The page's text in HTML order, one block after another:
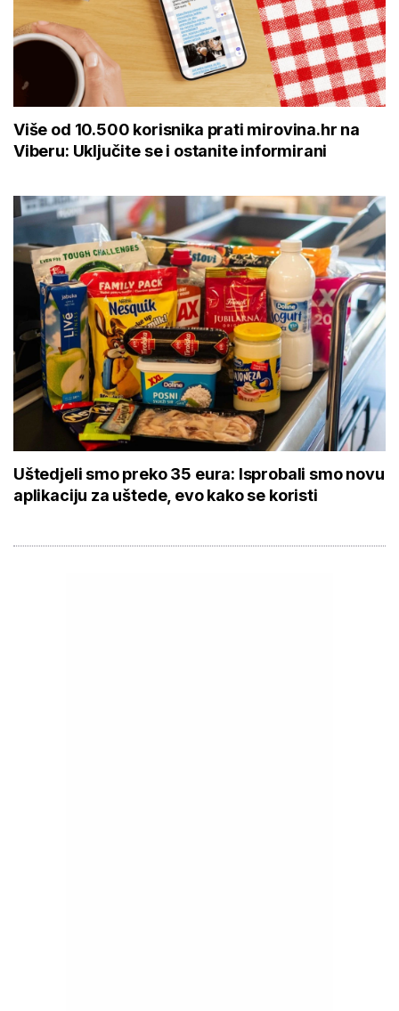
Više od 10.500 korisnika prati mirovina.hr na
Viberu: Uključite se i ostanite informirani
Uštedjeli smo preko 35 eura: Isprobali smo novu
aplikaciju za uštede, evo kako se koristi